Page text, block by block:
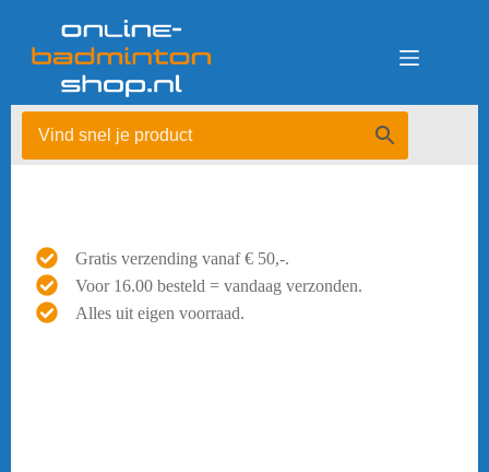
Gratis verzending vanaf € 50,-.
Voor 16.00 besteld = vandaag verzonden.
Alles uit eigen voorraad.